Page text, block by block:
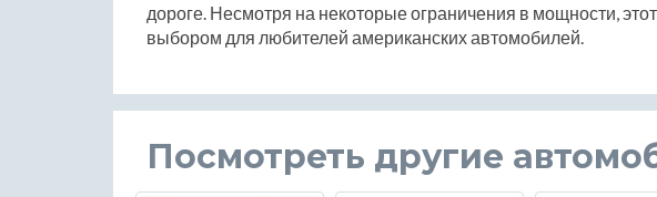
дороге. Несмотря на некоторые ограничения в мощности,
выбором для любителей американских автомобилей.
Посмотреть другие